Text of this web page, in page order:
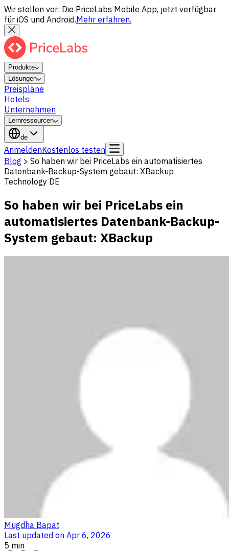
Wir stellen vor: Die PriceLabs Mobile App, jetzt verfügbar
für iOS und Android.Mehr erfahren.
Produkte
Lösungen
Preispläne
Hotels
Unternehmen
Lernressourcen
de
AnmeldenKostenlos testen
Blog > So haben wir bei PriceLabs ein automatisiertes
Datenbank-Backup-System gebaut: XBackup
Technology DE
So haben wir bei PriceLabs ein
automatisiertes Datenbank-Backup-
System gebaut: XBackup
Mugdha Bapat
Last updated on Apr 6, 2026
5 min